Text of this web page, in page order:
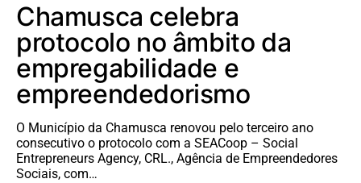
Chamusca celebra
protocolo no âmbito da
empregabilidade e
empreendedorismo
O Município da Chamusca renovou pelo terceiro ano
consecutivo o protocolo com a SEACoop – Social
Entrepreneurs Agency, CRL., Agência de Empreendedores
Sociais, com…